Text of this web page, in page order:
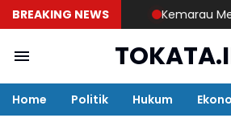
BREAKING NEWS Kemarau
Home Politik Hukum